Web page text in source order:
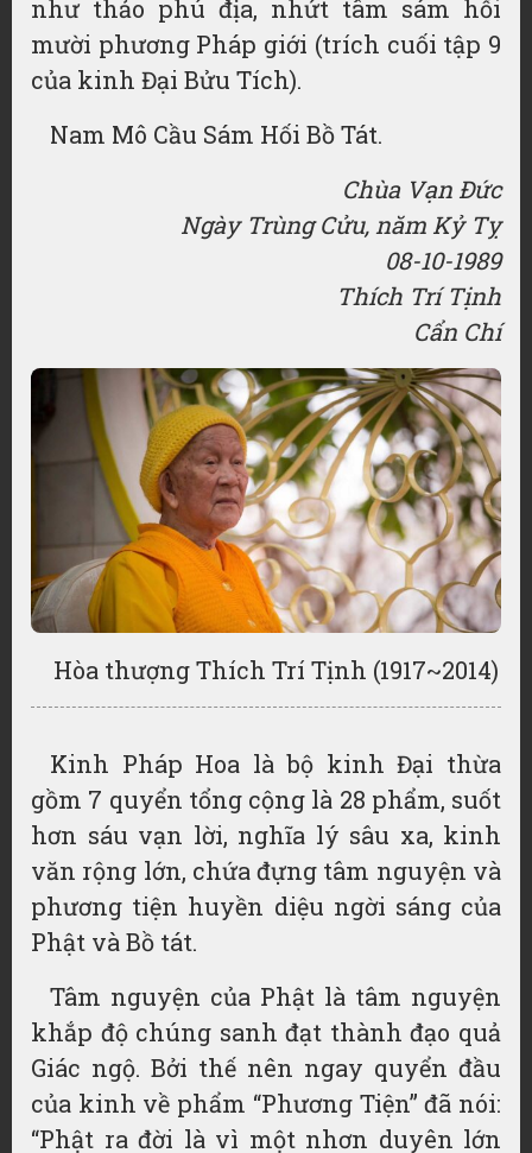
như thảo phú địa, nhứt tâm sám hối
mười phương Pháp giới (trích cuối tập 9
của kinh Đại Bửu Tích).
Nam Mô Cầu Sám Hối Bồ Tát.
Chùa Vạn Đức
Ngày Trùng Cửu, năm Kỷ Tỵ
08-10-1989
Thích Trí Tịnh
Cẩn Chí
Hòa thượng Thích Trí Tịnh (1917~2014)
Kinh Pháp Hoa là bộ kinh Đại thừa
gồm 7 quyển tổng cộng là 28 phẩm, suốt
hơn sáu vạn lời, nghĩa lý sâu xa, kinh
văn rộng lớn, chứa đựng tâm nguyện và
phương tiện huyền diệu ngời sáng của
Phật và Bồ tát.
Tâm nguyện của Phật là tâm nguyện
khắp độ chúng sanh đạt thành đạo quả
Giác ngộ. Bởi thế nên ngay quyển đầu
của kinh về phẩm “Phương Tiện” đã nói:
“Phật ra đời là vì một nhơn duyên lớn